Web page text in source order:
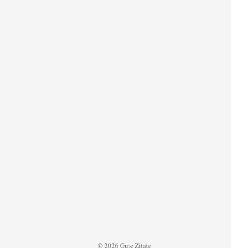
© 2026 Gute Zitate